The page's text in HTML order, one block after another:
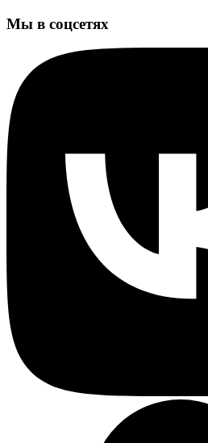
Мы в соцсетях